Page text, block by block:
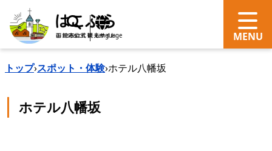
search Language
トップ›スポット・体験›ホテル八幡坂
ホテル八幡坂